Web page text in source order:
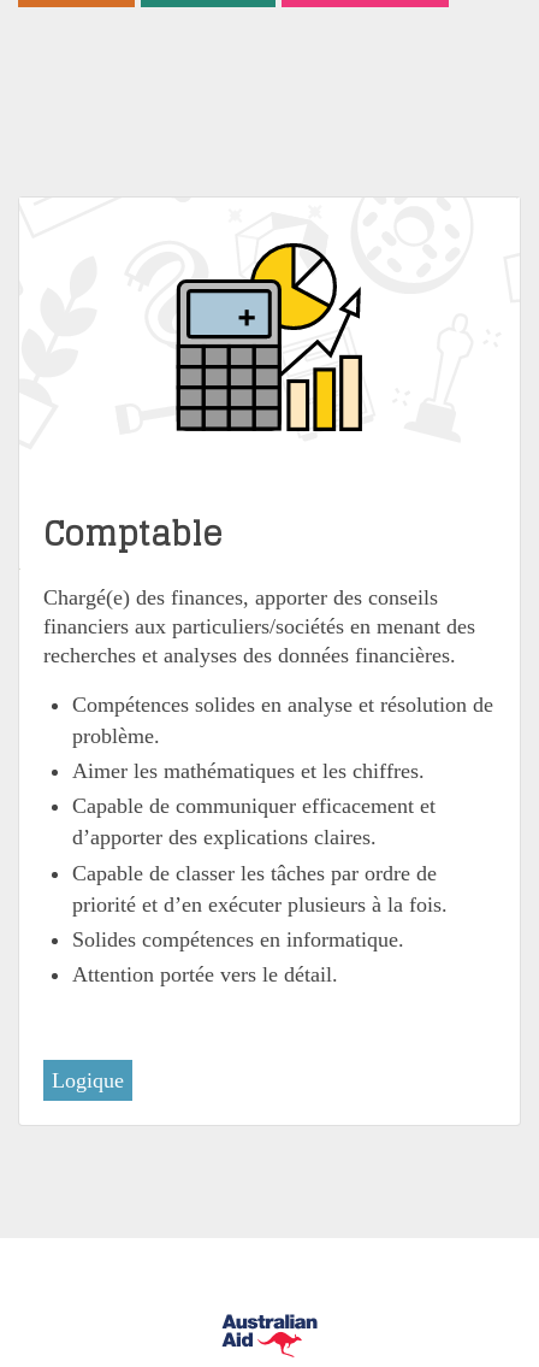
Comptable
Chargé(e) des finances, apporter des conseils
financiers aux particuliers/sociétés en menant des
recherches et analyses des données financières.
Compétences solides en analyse et résolution de
problème.
Aimer les mathématiques et les chiffres.
Capable de communiquer efficacement et
d’apporter des explications claires.
Capable de classer les tâches par ordre de
priorité et d’en exécuter plusieurs à la fois.
Solides compétences en informatique.
Attention portée vers le détail.
Logique